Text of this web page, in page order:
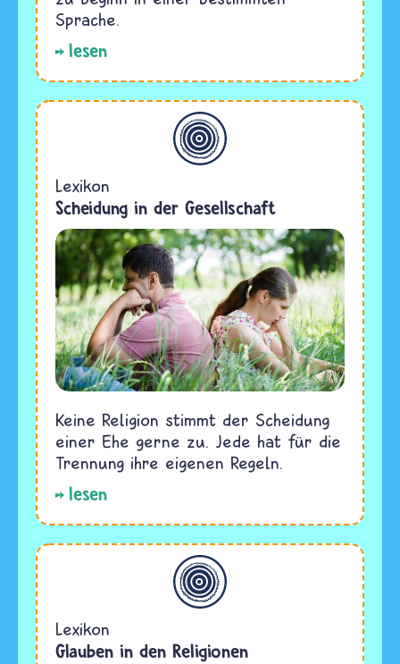
Sprache.
lesen
Allgemein
Lexikon
Scheidung in der Gesellschaft
Keine Religion stimmt der Scheidung
einer Ehe gerne zu. Jede hat für die
Trennung ihre eigenen Regeln.
lesen
Allgemein
Lexikon
Glauben in den Religionen